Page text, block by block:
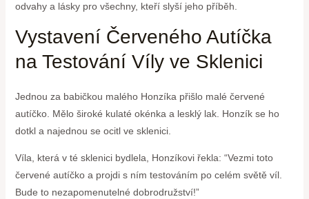
odvahy⁣ a lásky ⁤pro všechny, kteří slyší‌ jeho příběh.
Vystavení Červeného Autíčka
na Testování‌ Víly ve Sklenici
Jednou ⁤za babičkou malého ⁤Honzíka přišlo malé ‌červené
‍autíčko. Mělo‍ široké kulaté okénka a lesklý lak. Honzík se ​ho
dotkl a najednou se ‌ocitl ve sklenici.
Víla, která v ⁣té sklenici bydlela, Honzíkovi řekla:‍ “Vezmi toto
červené autíčko a projdi s ním testováním po celém světě ⁣víl.
Bude to nezapomenutelné⁣ dobrodružství!”